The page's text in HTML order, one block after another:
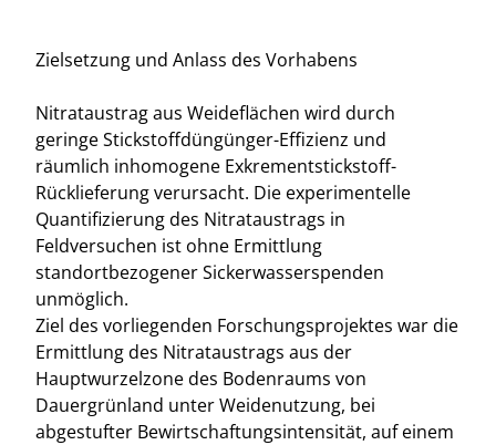
Zielsetzung und Anlass des Vorhabens
Nitrataustrag aus Weideflächen wird durch
geringe Stickstoffdüngünger-Effizienz und
räumlich inhomogene Exkrementstickstoff-
Rücklieferung verursacht. Die experimentelle
Quantifizierung des Nitrataustrags in
Feldversuchen ist ohne Ermittlung
standortbezogener Sickerwasserspenden
unmöglich.
Ziel des vorliegenden Forschungsprojektes war die
Ermittlung des Nitrataustrags aus der
Hauptwurzelzone des Bodenraums von
Dauergrünland unter Weidenutzung, bei
abgestufter Bewirtschaftungsintensität, auf einem